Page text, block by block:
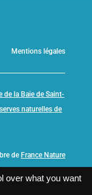
Mentions légales
de la Baie de Saint-
naturelles de
de France Nature
over what you want